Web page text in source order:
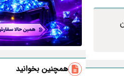
همچنین بخوانید